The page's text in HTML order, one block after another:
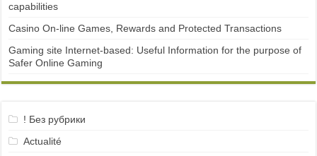
capabilities
Casino On-line Games, Rewards and Protected Transactions
Gaming site Internet-based: Useful Information for the purpose of
Safer Online Gaming
! Без рубрики
Actualité